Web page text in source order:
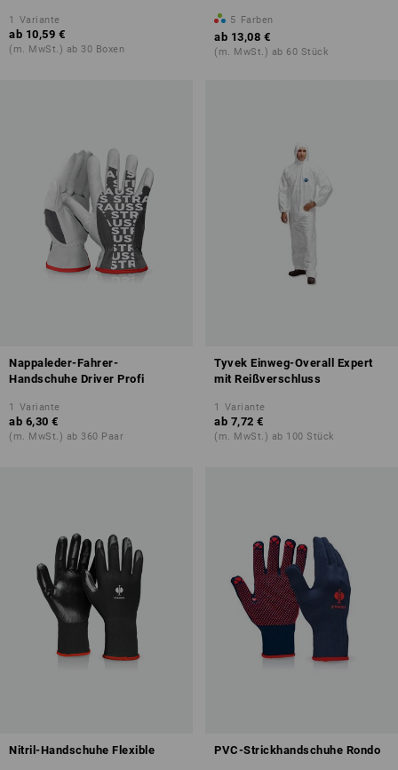
1 Variante
ab 10,59 €
(m. MwSt.) ab 30 Boxen
5 Farben
ab 13,08 €
(m. MwSt.) ab 60 Stück
Nappaleder-Fahrer-
Handschuhe Driver Profi
1 Variante
ab 6,30 €
(m. MwSt.) ab 360 Paar
Tyvek Einweg-Overall Expert
mit Reißverschluss
1 Variante
ab 7,72 €
(m. MwSt.) ab 100 Stück
Nitril-Handschuhe Flexible PVC-Strickhandschuhe Rondo